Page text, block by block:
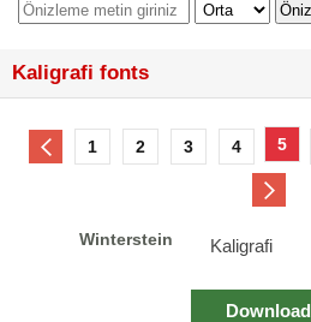
Kaligrafi fonts
1 2 3 4 5
Winterstein Kaligrafi
Download